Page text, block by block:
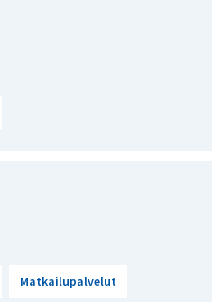
Matkailupalvelut